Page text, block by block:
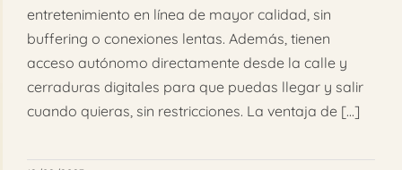
entretenimiento en línea de mayor calidad, sin
buffering o conexiones lentas. Además, tienen
acceso autónomo directamente desde la calle y
cerraduras digitales para que puedas llegar y salir
cuando quieras, sin restricciones. La ventaja de [...]